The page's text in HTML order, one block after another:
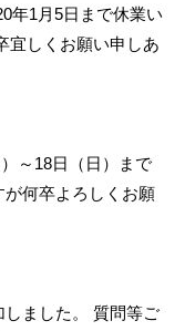
年1月5日まで休業い
宜しくお願い申しあ
～18日（日）まで
何卒よろしくお願
ました。 質問等ご